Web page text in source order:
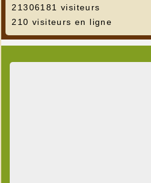
21306181 visiteurs
210 visiteurs en ligne